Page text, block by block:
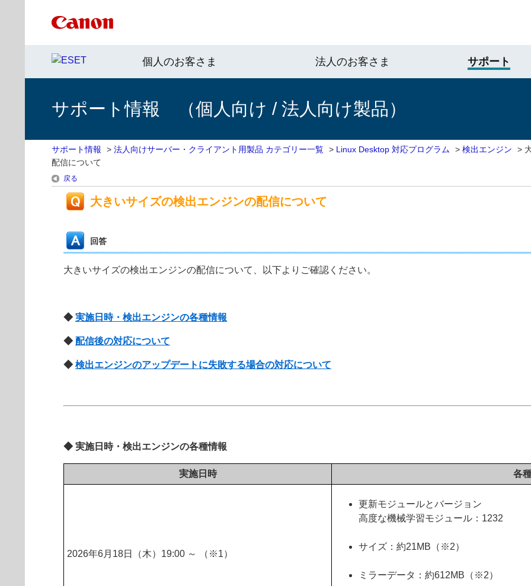
個人のお客さま 法人のお客さま サポート
サポート情報 （個人向け / 法人向け製品）
サポート情報 > 法人向けサーバー・クライアント用製品 カテゴリー一覧 > Linux Desktop 対応プログラム > 検出エンジン >
配信について
戻る
大きいサイズの検出エンジンの配信について
回答
大きいサイズの検出エンジンの配信について、以下よりご確認ください。
◆ 実施日時・検出エンジンの各種情報
◆ 配信後の対応について
◆ 検出エンジンのアップデートに失敗する場合の対応について
◆ 実施日時・検出エンジンの各種情報
実施日時 各
2026年6月18日（木）19:00 ～ （※1）
更新モジュールとバージョン
高度な機械学習モジュール：1232
サイズ：約21MB（※2）
ミラーデータ：約612MB（※2）